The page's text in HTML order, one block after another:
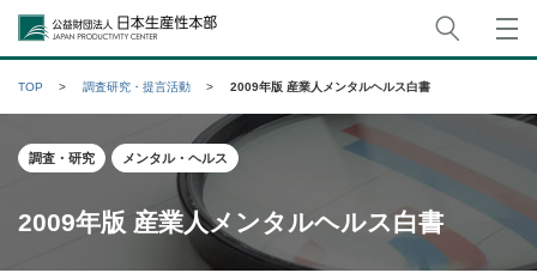
公益財団法人日本生産性本部
TOP 調査研究・提言活動 2009年版 産業人メンタルヘルス白書
調査・研究 メンタル・ヘルス
2009年版 産業人メンタルヘルス白書